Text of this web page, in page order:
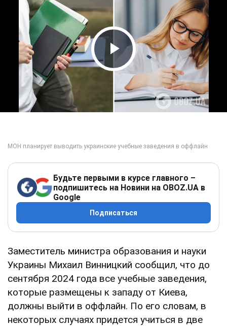
Play Video
Будьте первыми в курсе главного –
подпишитесь на Новини на OBOZ.UA в
Google
Подписаться
Заместитель министра образования и науки
Украины Михаил Винницкий сообщил, что до
сентября 2024 года все учебные заведения,
которые размещены к западу от Киева,
должны выйти в оффлайн. По его словам, в
некоторых случаях придется учиться в две